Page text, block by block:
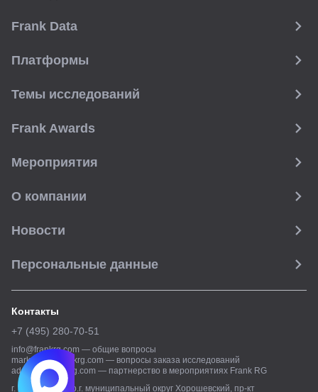
Frank Data
Платформы
Темы исследований
Frank Awards
Мероприятия
О компании
Новости
Персональные данные
Контакты
+7 (495) 280-70-51
общие вопросы
—
info@frankrg.com
вопросы заказа исследований
—
marketing@frankrg.com
партнерство в мероприятиях Frank RG
—
adsales@frankrg.com
г. Москва, вн.тер.г. муниципальный округ Хорошевский, пр-кт